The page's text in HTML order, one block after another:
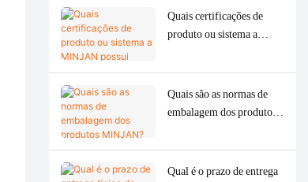
cliente?
Quais certificações de
produto ou sistema a
atualmente?
Quais são as normas de
embalagem dos produtos
Qual é o prazo de entrega